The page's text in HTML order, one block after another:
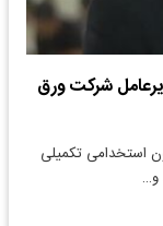
شرکت ورق
استخدامی تکمیلی
و…